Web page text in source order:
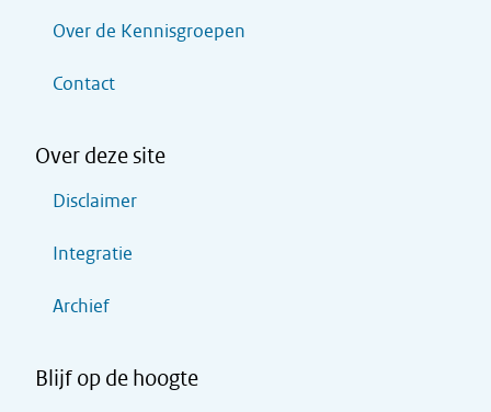
Over de Kennisgroepen
Contact
Over deze site
Disclaimer
Integratie
Archief
Blijf op de hoogte